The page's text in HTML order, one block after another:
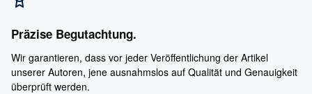
Präzise Begutachtung.
Wir garantieren, dass vor jeder Veröffentlichung der Artikel
unserer Autoren, jene ausnahmslos auf Qualität und Genauigkeit
überprüft werden.